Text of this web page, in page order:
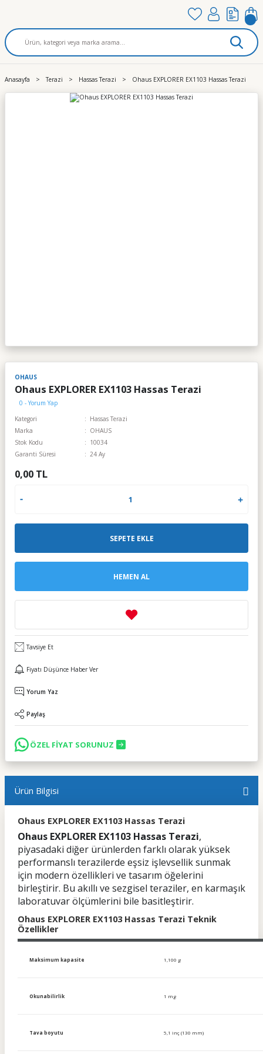
Anasayfa Terazi Hassas Terazi Ohaus EXPLORER EX1103 Hassas Terazi
OHAUS
Ohaus EXPLORER EX1103 Hassas Terazi
0 - Yorum Yap
Kategori
Hassas Terazi
Marka
OHAUS
Stok Kodu
10034
Garanti Süresi
24 Ay
0,00 TL
SEPETE EKLE
HEMEN AL
Tavsiye Et
Fiyatı Düşünce Haber Ver
Yorum Yaz
Paylaş
ÖZEL FİYAT SORUNUZ
Ürün Bilgisi
Ohaus EXPLORER EX1103 Hassas Terazi
Ohaus EXPLORER EX1103 Hassas Terazi,
piyasadaki diğer ürünlerden farklı olarak yüksek
performanslı terazilerde eşsiz işlevsellik sunmak
için modern özellikleri ve tasarım öğelerini
birleştirir. Bu akıllı ve sezgisel teraziler, en karmaşık
laboratuvar ölçümlerini bile basitleştirir.
Ohaus EXPLORER EX1103 Hassas Terazi Teknik
Özellikler
Maksimum kapasite 1,100 g
Okunabilirlik 1 mg
Tava boyutu 5,1 inç (130 mm)